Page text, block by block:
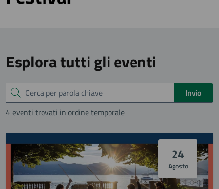
Esplora tutti gli eventi
Cerca
Invio
4 eventi trovati in ordine temporale
24
Agosto